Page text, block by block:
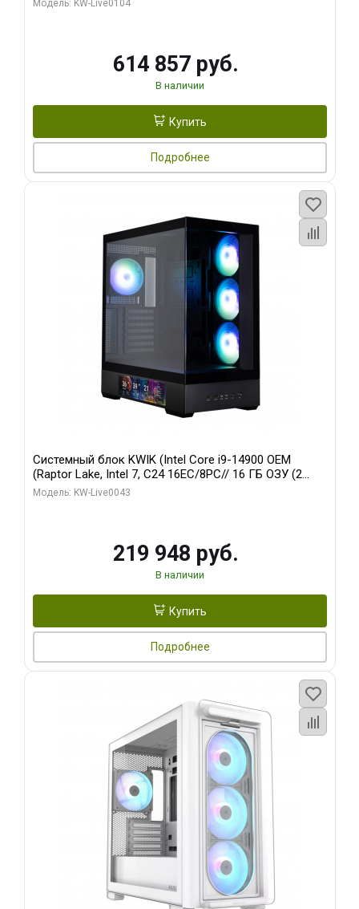
Модель: KW-Live0104
614 857 руб.
В наличии
Купить
Подробнее
Системный блок KWIK (Intel Core i9-14900 OEM
(Raptor Lake, Intel 7, C24 16EC/8PC// 16 ГБ ОЗУ (2
модуля)/ Palit RTX5070Ti GAMINGPRO-S OC 16GB
Модель: KW-Live0043
219 948 руб.
В наличии
Купить
Подробнее